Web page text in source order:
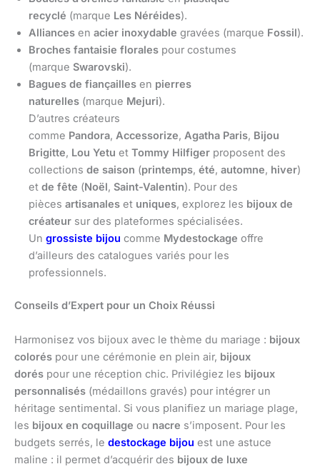
recyclé (marque Les Néréides).
Alliances en acier inoxydable gravées (marque Fossil).
Broches fantaisie florales pour costumes
(marque Swarovski).
Bagues de fiançailles en pierres
naturelles (marque Mejuri).
D’autres créateurs
comme Pandora, Accessorize, Agatha Paris, Bijou
Brigitte, Lou Yetu et Tommy Hilfiger proposent des
collections de saison (printemps, été, automne, hiver)
et de fête (Noël, Saint-Valentin). Pour des
pièces artisanales et uniques, explorez les bijoux de
créateur sur des plateformes spécialisées.
Un grossiste bijou comme Mydestockage offre
d’ailleurs des catalogues variés pour les
professionnels.
Conseils d’Expert pour un Choix Réussi
Harmonisez vos bijoux avec le thème du mariage : bijoux
colorés pour une cérémonie en plein air, bijoux
dorés pour une réception chic. Privilégiez les bijoux
personnalisés (médaillons gravés) pour intégrer un
héritage sentimental. Si vous planifiez un mariage plage,
les bijoux en coquillage ou nacre s’imposent. Pour les
budgets serrés, le destockage bijou est une astuce
maline : il permet d’acquérir des bijoux de luxe